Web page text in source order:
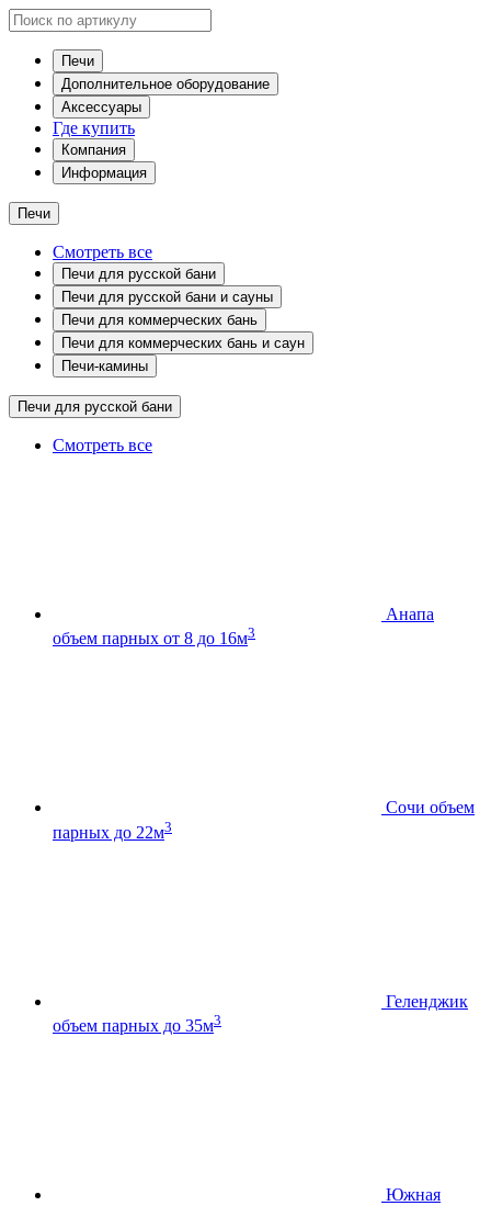
Печи
Дополнительное оборудование
Аксессуары
Где купить
Компания
Информация
Печи
Смотреть все
Печи для русской бани
Печи для русской бани и сауны
Печи для коммерческих бань
Печи для коммерческих бань и саун
Печи-камины
Печи для русской бани
Смотреть все
Анапа
объем парных от 8 до 16м3
Сочи объем
парных до 22м3
Геленджик
объем парных до 35м3
Южная